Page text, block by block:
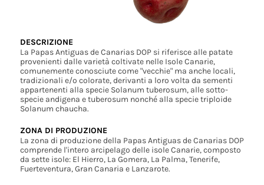
DESCRIZIONE
La Papas Antiguas de Canarias DOP si riferisce alle patate
provenienti dalle varietà coltivate nelle Isole Canarie,
comunemente conosciute come "vecchie" ma anche locali,
tradizionali e/o colorate, derivanti a loro volta da sementi
appartenenti alla specie Solanum tuberosum, alle sotto-
specie andigena e tuberosum nonché alla specie triploide
Solanum chaucha.
ZONA DI PRODUZIONE
La zona di produzione della Papas Antiguas de Canarias DOP
comprende l'intero arcipelago delle isole Canarie, composto
da sette isole: El Hierro, La Gomera, La Palma, Tenerife,
Fuerteventura, Gran Canaria e Lanzarote.